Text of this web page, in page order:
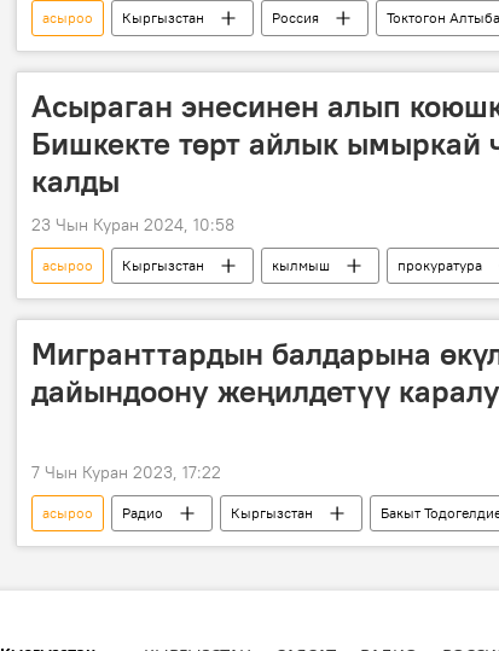
асыроо Кыргызстан Россия
Токтогон
Улуу Ата Мекендик согуш
Ленинград блокада
Асыраган энесинен алып
Бишкекте төрт айлык ымыркай
калды
23 Чын Куран 2024, 10:58
асыроо Кыргызстан кылмыш прокуратура
Мигранттардын балдарына
дайындоону жеңилдетүү
7 Чын Куран 2023, 17:22
асыроо Радио Кыргызстан Бакыт